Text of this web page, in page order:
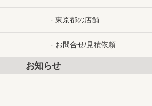
東京都の店舗
お問合せ/見積依頼
お知らせ